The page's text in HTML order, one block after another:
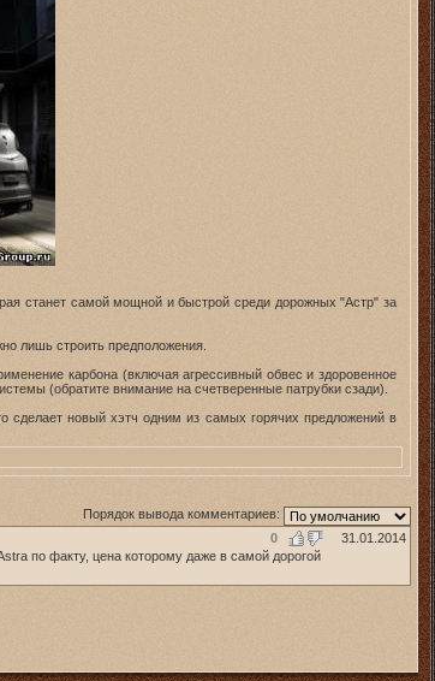
станет самой мощной и быстрой среди дорожных "Астр" за
лишь строить предположения.
карбона (включая агрессивный обвес и здоровенное
(обратите внимание на счетверенные патрубки сзади).
сделает новый хэтч одним из самых горячих предложений в
Порядок вывода комментариев:
0
31.01.2014
по факту, цена которому даже в самой дорогой